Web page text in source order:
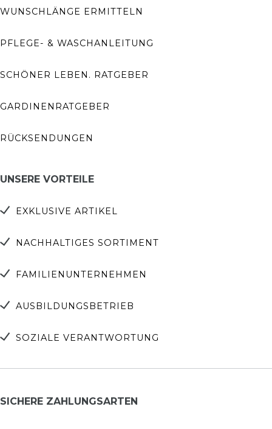
WUNSCHLÄNGE ERMITTELN
PFLEGE- & WASCHANLEITUNG
SCHÖNER LEBEN. RATGEBER
GARDINENRATGEBER
RÜCKSENDUNGEN
UNSERE VORTEILE
EXKLUSIVE ARTIKEL
NACHHALTIGES SORTIMENT
FAMILIENUNTERNEHMEN
AUSBILDUNGSBETRIEB
SOZIALE VERANTWORTUNG
SICHERE ZAHLUNGSARTEN